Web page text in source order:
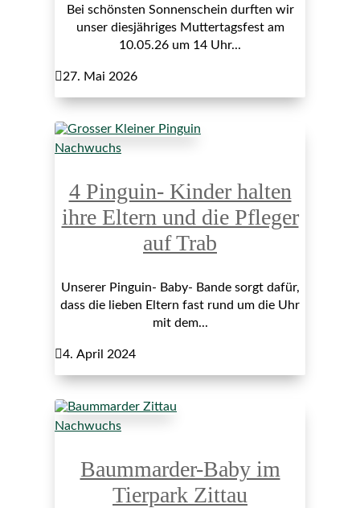
Bei schönsten Sonnenschein durften wir
unser diesjähriges Muttertagsfest am
10.05.26 um 14 Uhr...
27. Mai 2026
Nachwuchs
4 Pinguin- Kinder halten
ihre Eltern und die Pfleger
auf Trab
Unserer Pinguin- Baby- Bande sorgt dafür,
dass die lieben Eltern fast rund um die Uhr
mit dem...
4. April 2024
Nachwuchs
Baummarder-Baby im
Tierpark Zittau